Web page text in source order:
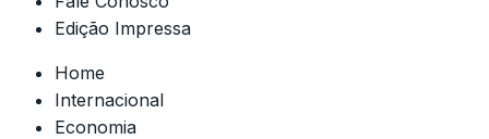
Edição Impressa
Home
Internacional
Economia